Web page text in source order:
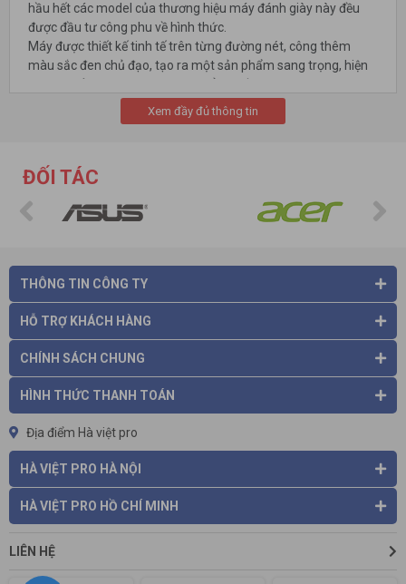
hầu hết các model của thương hiệu máy đánh giày này đều
được đầu tư công phu về hình thức.
Máy được thiết kế tinh tế trên từng đường nét, công thêm
màu sắc đen chủ đạo, tạo ra một sản phẩm sang trọng, hiện
- Hiệu suất làm việc hiệu quả
Không những chú trọng đầu tư về hình thức, mà chất lượng
chuyên gia thiết kế. Mô tơ được sản xuất theo tiêu chuẩn
bền tối đa.
Máy được cấu thành từ những chất liệu cao cấp như gỗ, inox,
thép không gỉ, mô tơ nhập khẩu. Chính điều này đã giúp cho
máy có một độ bền vượt trội. Bên cạnh đó còn hỗ trợ máy vận
hành ổn định , ít xảy ra hư hỏng, trục trặc trong suốt quá trình
sử dụng. Nhờ vậy mà nhiều gia đình, doanh nghiệp tiết kiệm
thiết bị.
- Giá thành cạnh tranh
Xem đầy đủ thông tin
ĐỐI TÁC
THÔNG TIN CÔNG TY
HỖ TRỢ KHÁCH HÀNG
CHÍNH SÁCH CHUNG
HÌNH THỨC THANH TOÁN
Địa điểm Hà việt pro
HÀ VIỆT PRO HÀ NỘI
HÀ VIỆT PRO HỒ CHÍ MINH
LIÊN HỆ